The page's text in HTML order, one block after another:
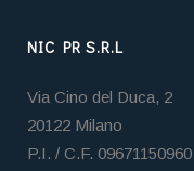
NIC PR S.R.L
Via Cino del Duca, 2
20122 Milano
P.I. / C.F. 09671150960